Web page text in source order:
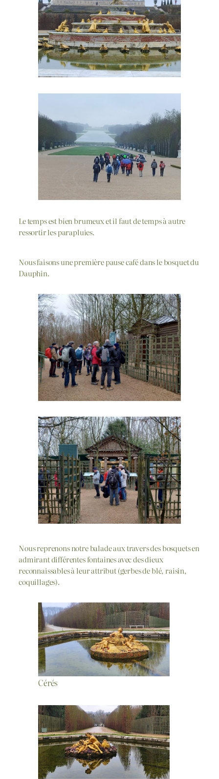
Le temps est bien brumeux et il faut de temps à autre
ressortir les parapluies.
Nous faisons une première pause café dans le bosquet du
Dauphin.
Nous reprenons notre balade aux travers des bosquets en
admirant différentes fontaines avec des dieux
reconnaissables à leur attribut (gerbes de blé, raisin,
coquillages).
Cérés